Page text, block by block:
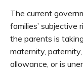
The current
families’ subjective
the parents is
maternity,
allowance, or is